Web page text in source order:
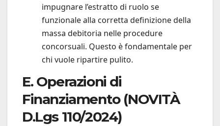
impugnare l’estratto di ruolo se
funzionale alla corretta definizione della
massa debitoria nelle procedure
concorsuali. Questo è fondamentale per
chi vuole ripartire pulito.
E. Operazioni di
Finanziamento (NOVITÀ
D.Lgs 110/2024)